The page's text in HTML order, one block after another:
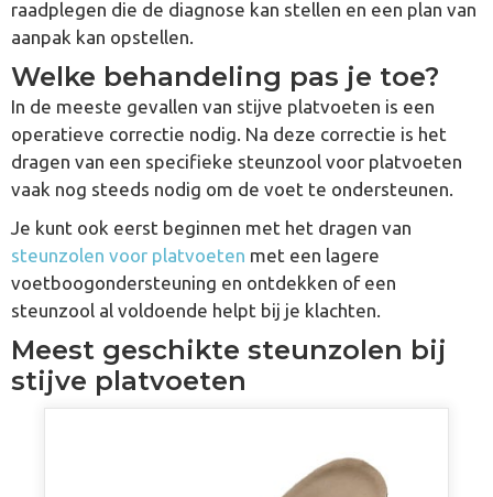
raadplegen die de diagnose kan stellen en een plan van
aanpak kan opstellen.
Welke behandeling pas je toe?
In de meeste gevallen van stijve platvoeten is een
operatieve correctie nodig. Na deze correctie is het
dragen van een specifieke steunzool voor platvoeten
vaak nog steeds nodig om de voet te ondersteunen.
Je kunt ook eerst beginnen met het dragen van
steunzolen voor platvoeten met een lagere
voetboogondersteuning en ontdekken of een
steunzool al voldoende helpt bij je klachten.
Meest geschikte steunzolen bij
stijve platvoeten